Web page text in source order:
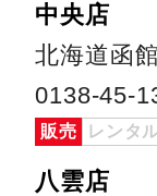
中央店
北海道函
0138-45-
販売 レンタ
八雲店